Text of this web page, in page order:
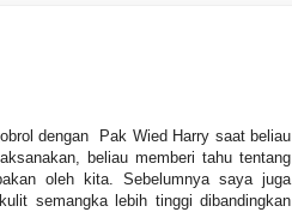
dengan Pak Wied Harry saat beliau
beliau memberi tahu tentang
oleh kita. Sebelumnya saya juga
semangka lebih tinggi dibandingkan